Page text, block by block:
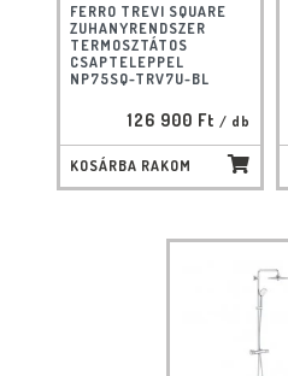
FERRO TREVI SQUARE
ZUHANYRENDSZER
TERMOSZTÁTOS
CSAPTELEPPEL
NP75SQ-TRV7U-BL
126 900 Ft / db
KOSÁRBA RAKOM